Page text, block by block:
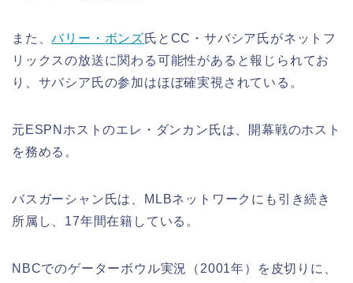
また、バリー・ボンズ氏とCC・サバシア氏がネットフ
リックスの放送に関わる可能性があると報じられてお
り、サバシア氏の参加はほぼ確実視されている。
元ESPNホストのエレ・ダンカン氏は、開幕戦のホスト
を務める。
バスガーシャン氏は、MLBネットワークにも引き続き
所属し、17年間在籍している。
NBCでのゲーターボウル実況（2001年）を皮切りに、